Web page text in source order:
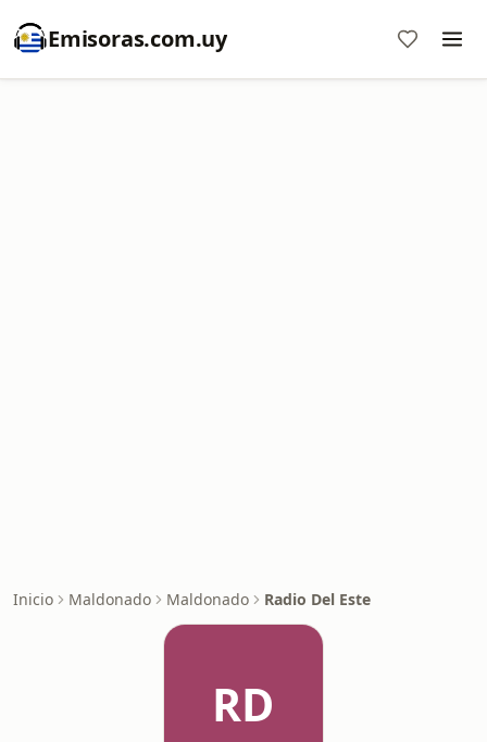
Emisoras.com.uy
Inicio Maldonado Maldonado Radio Del Este
RD